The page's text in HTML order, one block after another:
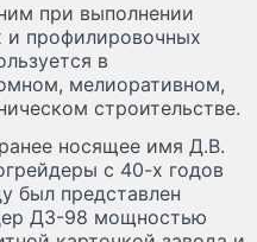
при выполнении
и профилировочных
в
мелиоративном,
строительстве.
носящее имя Д.В.
с 40-х годов
был представлен
ДЗ-98 мощностью